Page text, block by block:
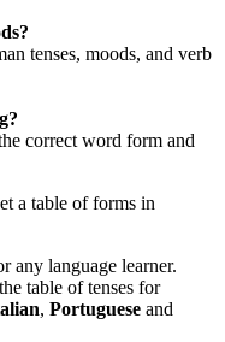
tenses, moods, and verb
correct word form and
a table of forms in
any language learner.
table of tenses for
, Portuguese and